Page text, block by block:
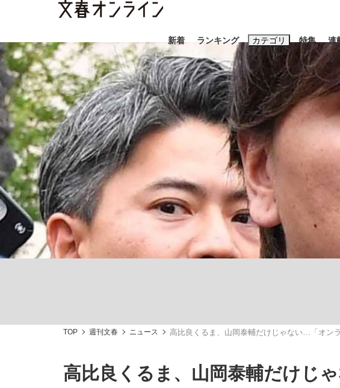
新着 ランキング カテゴリ
スクープ ニュース エン
「90%は失敗する。でも…」本田圭佑が初めて明かした日本代
「敗因分析は一切聞かれなかった」侍ジャパン選手が証言し
特集
キングの誕生を、目撃せよ。
連
おすすめのキーワードタグ
#藤田晋 #三山凌輝 #高市早
#玉木雄一郎
TOP 週刊文春 ニュース 高比良くるま、山岡泰輔だけじゃない…「オン
高比良くるま、山岡泰輔だけじ